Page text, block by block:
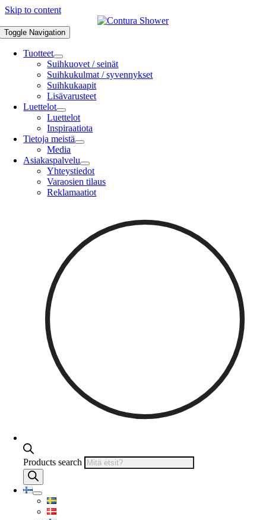
Skip to content
Toggle Navigation
Tuotteet
Suihkuovet / seinät
Suihkukulmat / syvennykset
Suihkukaapit
Lisävarusteet
Luettelot
Luettelot
Inspiraatiota
Tietoja meistä
Media
Asiakaspalvelu
Yhteystiedot
Varaosien tilaus
Reklamaatiot
Products search